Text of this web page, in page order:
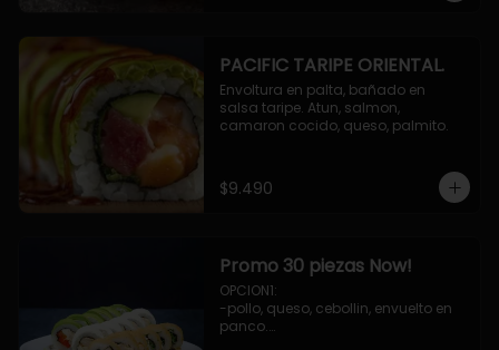
PACIFIC TARIPE ORIENTAL.
Envoltura en palta, bañado en
salsa taripe. Atun, salmon,
camaron cocido, queso, palmito.
$9.490
Promo 30 piezas Now!
OPCION1:
-pollo, queso, cebollin, envuelto en
panco.